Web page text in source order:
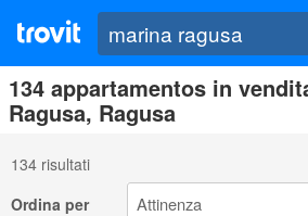
134 appartamentos in
Ragusa, Ragusa
134 risultati
Ordina per